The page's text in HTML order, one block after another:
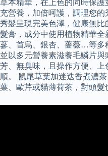
草本精華，在上色的同時保
充營養，加倍呵護，調理您
秀髮呈現完美色澤，健康無
髮膏，成分中使用植物精華全
蔘、首烏、銀杏、薔薇…等多
並以多元營養素滋養毛鱗片
芳、無臭味，且操作方便、
順。 鼠尾草葉加迷迭香煮濃
葉、歐芹或貓薄荷茶，對頭髮